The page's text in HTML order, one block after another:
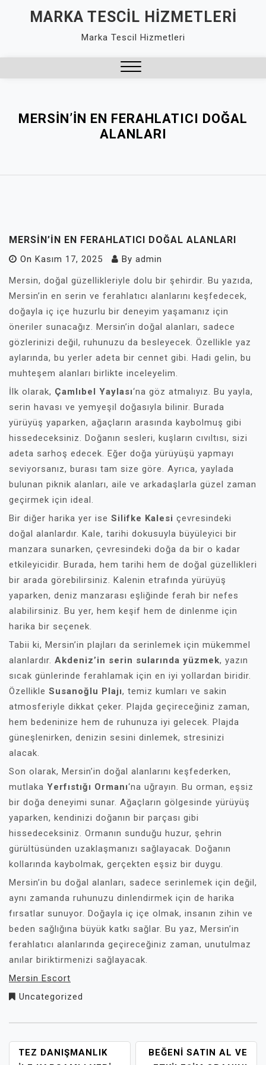
MARKA TESCIL HIZMETLERI
Marka Tescil Hizmetleri
MERSIN’IN EN FERAHLATICI DOĞAL
ALANLARI
MERSIN’IN EN FERAHLATICI DOĞAL ALANLARI
On Kasım 17, 2025 By admin
Mersin, doğal güzellikleriyle dolu bir şehirdir. Bu yazıda,
Mersin’in en serin ve ferahlatıcı alanlarını keşfedecek,
doğayla iç içe huzurlu bir deneyim yaşamanız için
öneriler sunacağız. Mersin’in doğal alanları, sadece
gözlerinizi değil, ruhunuzu da besleyecek. Özellikle yaz
aylarında, bu yerler adeta bir cennet gibi. Hadi gelin, bu
muhteşem alanları birlikte inceleyelim.
İlk olarak, Çamlıbel Yaylası‘na göz atmalıyız. Bu yayla,
serin havası ve yemyeşil doğasıyla bilinir. Burada
yürüyüş yaparken, ağaçların arasında kaybolmuş gibi
hissedeceksiniz. Doğanın sesleri, kuşların cıvıltısı, sizi
adeta sarhoş edecek. Eğer doğa yürüyüşü yapmayı
seviyorsanız, burası tam size göre. Ayrıca, yaylada
bulunan piknik alanları, aile ve arkadaşlarla güzel zaman
geçirmek için ideal.
Bir diğer harika yer ise Silifke Kalesi çevresindeki
doğal alanlardır. Kale, tarihi dokusuyla büyüleyici bir
manzara sunarken, çevresindeki doğa da bir o kadar
etkileyicidir. Burada, hem tarihi hem de doğal güzellikleri
bir arada görebilirsiniz. Kalenin etrafında yürüyüş
yaparken, deniz manzarası eşliğinde ferah bir nefes
alabilirsiniz. Bu yer, hem keşif hem de dinlenme için
harika bir seçenek.
Tabii ki, Mersin’in plajları da serinlemek için mükemmel
alanlardır. Akdeniz’in serin sularında yüzmek, yazın
sıcak günlerinde ferahlamak için en iyi yollardan biridir.
Özellikle Susanoğlu Plajı, temiz kumları ve sakin
atmosferiyle dikkat çeker. Plajda geçireceğiniz zaman,
hem bedeninize hem de ruhunuza iyi gelecek. Plajda
güneşlenirken, denizin sesini dinlemek, stresinizi
alacak.
Son olarak, Mersin’in doğal alanlarını keşfederken,
mutlaka Yerfıstığı Ormanı‘na uğrayın. Bu orman, eşsiz
bir doğa deneyimi sunar. Ağaçların gölgesinde yürüyüş
yaparken, kendinizi doğanın bir parçası gibi
hissedeceksiniz. Ormanın sunduğu huzur, şehrin
gürültüsünden uzaklaşmanızı sağlayacak. Doğanın
kollarında kaybolmak, gerçekten eşsiz bir duygu.
Mersin’in bu doğal alanları, sadece serinlemek için değil,
aynı zamanda ruhunuzu dinlendirmek için de harika
fırsatlar sunuyor. Doğayla iç içe olmak, insanın zihin ve
beden sağlığına büyük katkı sağlar. Bu yaz, Mersin’in
ferahlatıcı alanlarında geçireceğiniz zaman, unutulmaz
anılar biriktirmenizi sağlayacak.
Mersin Escort
Uncategorized
YAZI
TEZ DANIŞMANLIK
BEĞENI SATIN AL VE